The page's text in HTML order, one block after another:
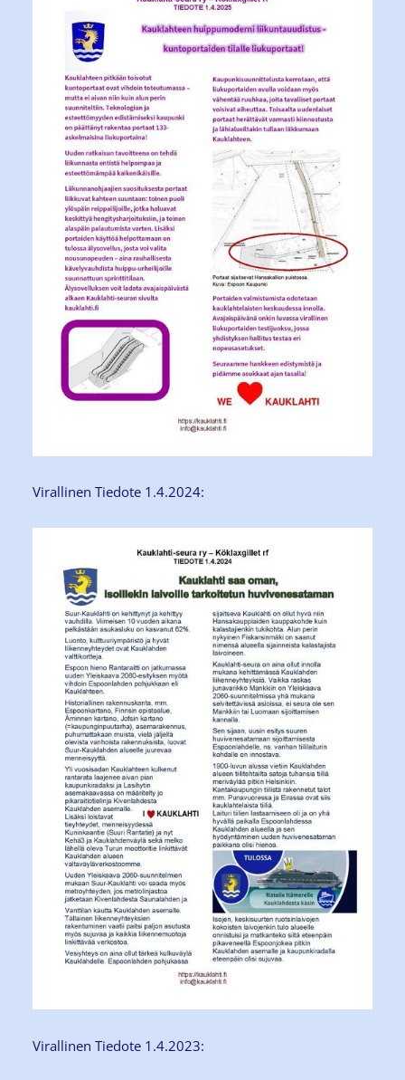
Virallinen Tiedote 1.4.2024:
Virallinen Tiedote 1.4.2023: